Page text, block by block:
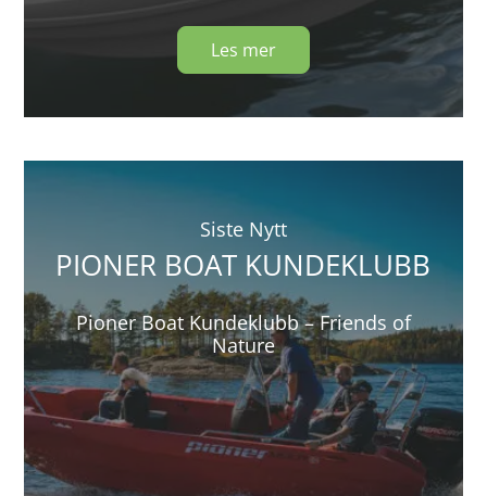
Les mer
Siste Nytt
PIONER BOAT KUNDEKLUBB
Pioner Boat Kundeklubb – Friends of
Nature